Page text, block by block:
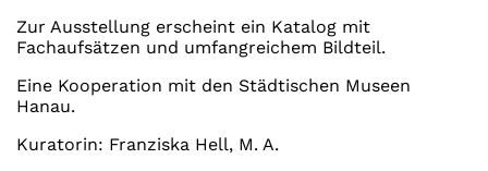
Zur Ausstellung erscheint ein Katalog mit
Fachaufsätzen und umfangreichem Bildteil.
Eine Kooperation mit den Städtischen Museen
Hanau.
Kuratorin: Franziska Hell, M. A.